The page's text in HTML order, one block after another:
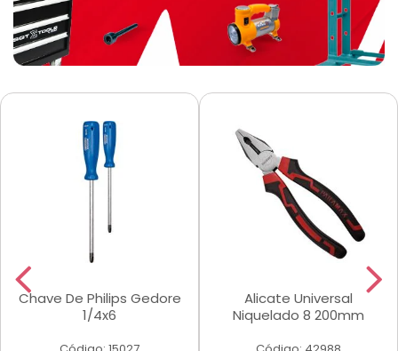
Chave De Philips Gedore
1/4x6
Alicate Universal
Niquelado 8 200mm